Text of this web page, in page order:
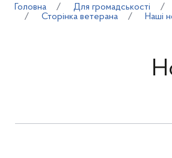
Головна Для громадськості
Сторінка ветерана
Наші